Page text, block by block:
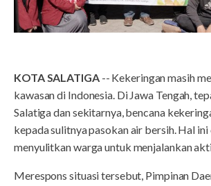
KOTA SALATIGA-- Kekeringan masih
kawasan di Indonesia. Di Jawa Tengah,
Salatiga dan sekitarnya, bencana
kepada sulitnya pasokan air bersih. Hal ini
menyulitkan warga untuk menjalankan
Merespons situasi tersebut, Pimpinan